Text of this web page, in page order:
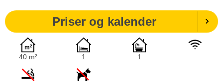
Priser og kalender
40 m² 1 1